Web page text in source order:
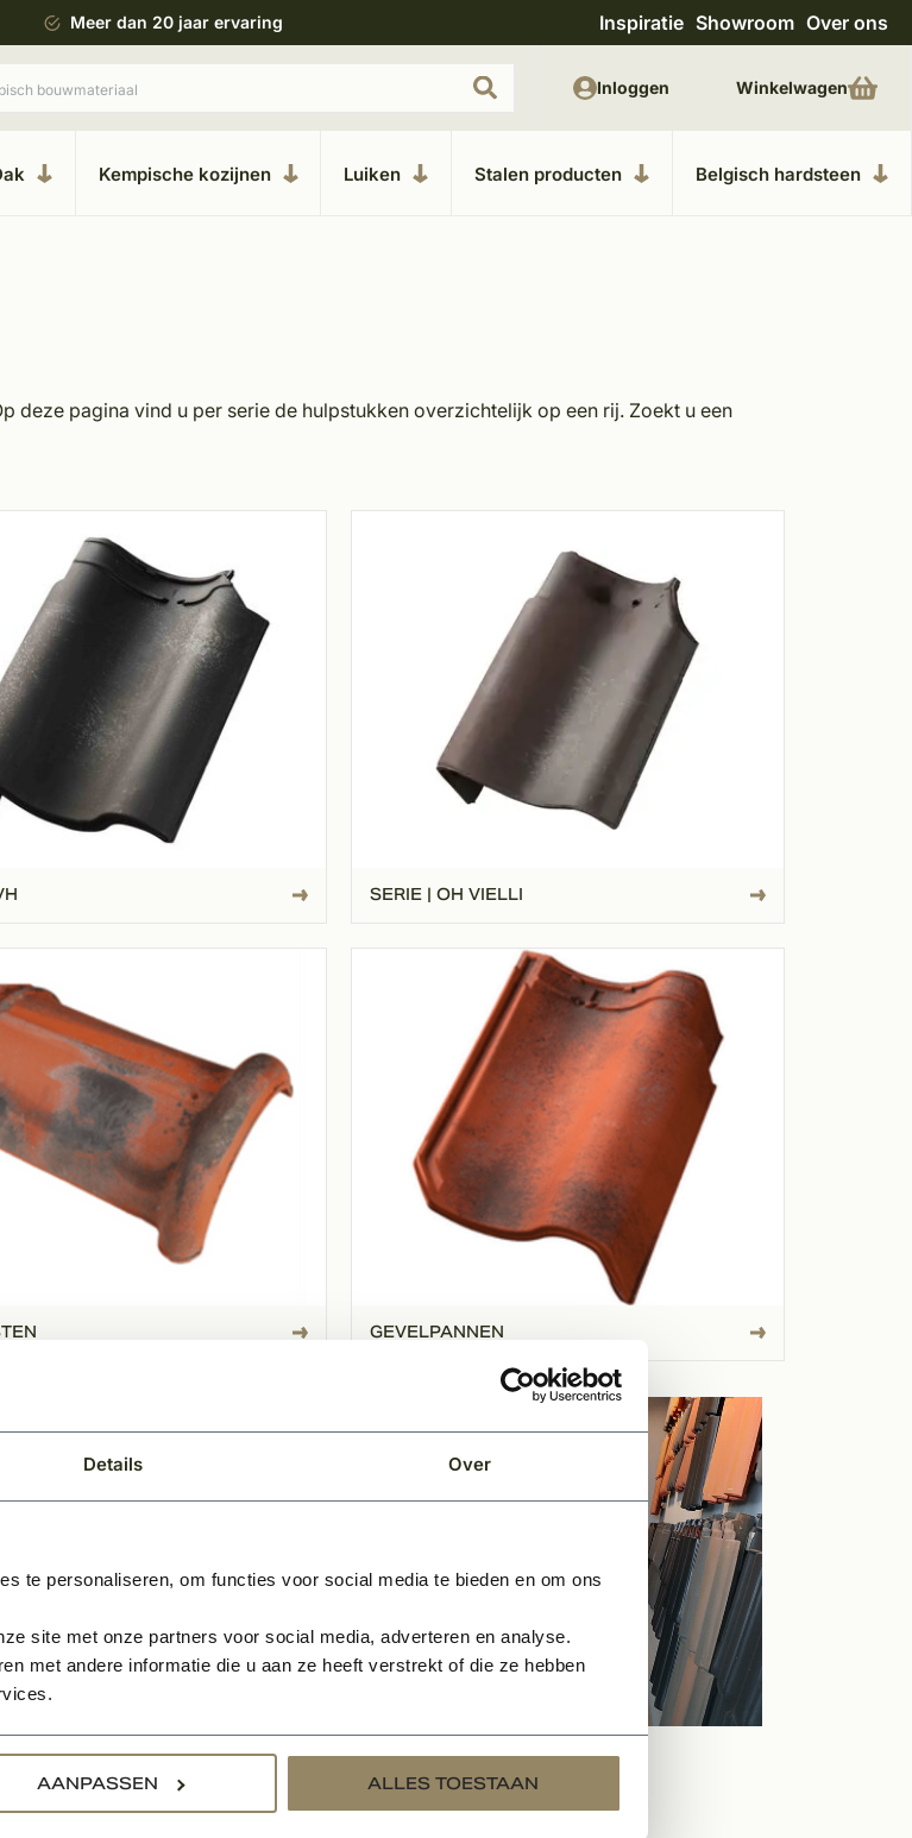
Details Over
te personaliseren, om functies voor social media te bieden en om ons
site met onze partners voor social media, adverteren en analyse.
met andere informatie die u aan ze heeft verstrekt of die ze hebben
AANPASSEN ALLES TOESTAAN
Meer dan 20 jaar ervaring Uitgebreide showroom in Kesteren Unieke
Inspiratie Showroom Over ons
Kempische kozijnen Luiken Stalen producten Belgisch hardsteen
Inloggen Winkelwagen
deze pagina vind u per serie de hulpstukken overzichtelijk op een rij. Zoekt u een
SERIE | OH VIELLI
GEVELPANNEN
Laat je inspireren